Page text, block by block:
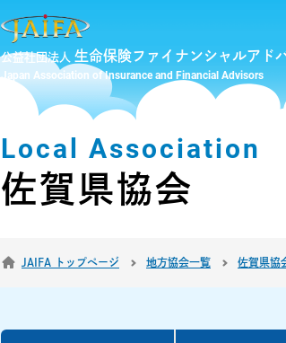
公益社団法人 生命保険ファイナンシャルアド
Japan Association of Insurance and Financial Advisors
Local Association
佐賀県協会
JAIFA トップページ 地方協会一覧 佐賀県協